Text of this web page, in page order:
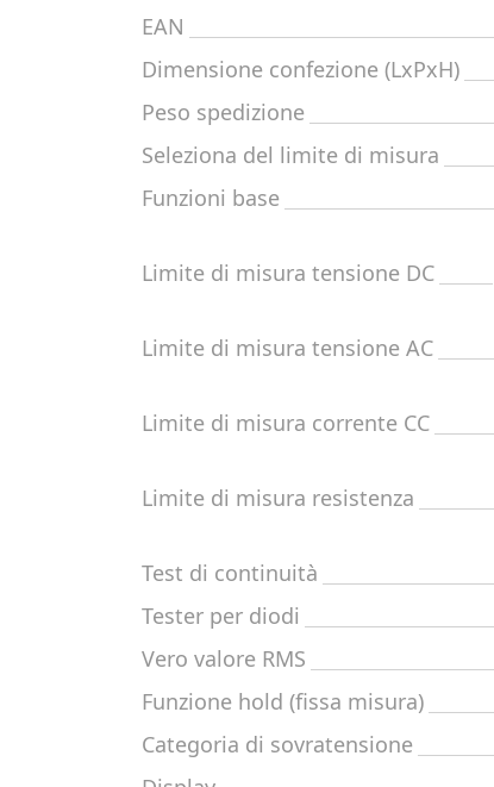
EAN
Dimensione confezione (LxPxH)
Peso spedizione
Seleziona del limite di misura
Funzioni base
Limite di misura tensione DC
Limite di misura tensione AC
Limite di misura corrente CC
Limite di misura resistenza
Test di continuità
Tester per diodi
Vero valore RMS
Funzione hold (fissa misura)
Categoria di sovratensione